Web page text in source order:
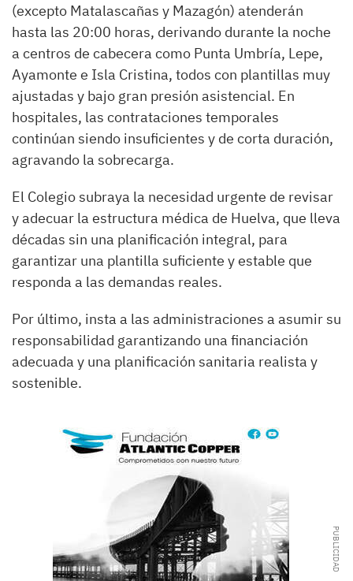
(excepto Matalascañas y Mazagón) atenderán
hasta las 20:00 horas, derivando durante la noche
a centros de cabecera como Punta Umbría, Lepe,
Ayamonte e Isla Cristina, todos con plantillas muy
ajustadas y bajo gran presión asistencial. En
hospitales, las contrataciones temporales
continúan siendo insuficientes y de corta duración,
agravando la sobrecarga.
El Colegio subraya la necesidad urgente de revisar
y adecuar la estructura médica de Huelva, que lleva
décadas sin una planificación integral, para
garantizar una plantilla suficiente y estable que
responda a las demandas reales.
Por último, insta a las administraciones a asumir su
responsabilidad garantizando una financiación
adecuada y una planificación sanitaria realista y
sostenible.